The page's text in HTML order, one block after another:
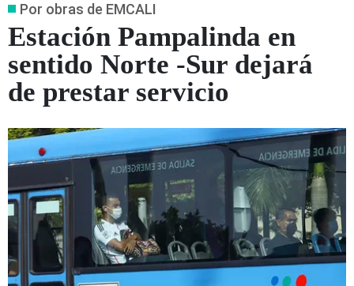
Por obras de EMCALI
Estación Pampalinda en
sentido Norte -Sur dejará
de prestar servicio